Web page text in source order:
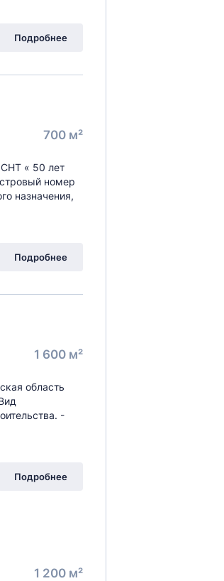
Подробнее
700 м²
« 50 лет
номер
назначения,
Подробнее
1 600 м²
область
-
Подробнее
1 200 м²